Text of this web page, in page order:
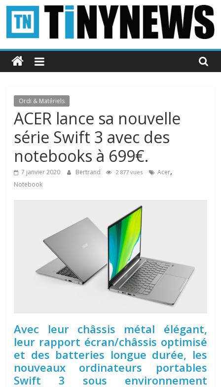
Passer
contenu
Tinynews
Le
belge
connecté
Ordi & Matériels
ACER lance sa nouvelle
série Swift 3 avec des
notebooks à 699€.
7 janvier 2020 Bertrand 2 877 vues Acer,
Notebook
Avec leur châssis métal élégant,
leur rapport écran/châssis optimisé
et des batteries longue durée, les
nouveaux ordinateurs portables
Swift 3 sous environnement